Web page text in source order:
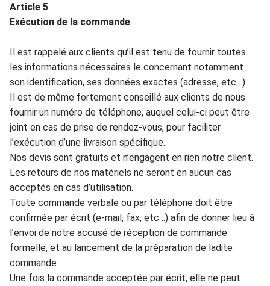
Article 5
Exécution de la commande
Il est rappelé aux clients qu’il est tenu de fournir toutes
les informations nécessaires le concernant notamment
son identification, ses données exactes (adresse, etc…).
Il est de même fortement conseillé aux clients de nous
fournir un numéro de téléphone, auquel celui-ci peut être
joint en cas de prise de rendez-vous, pour faciliter
l’exécution d’une livraison spécifique.
Nos devis sont gratuits et n’engagent en rien notre client.
Les retours de nos matériels ne seront en aucun cas
acceptés en cas d’utilisation.
Toute commande verbale ou par téléphone doit être
confirmée par écrit (e-mail, fax, etc…) afin de donner lieu à
l’envoi de notre accusé de réception de commande
formelle, et au lancement de la préparation de ladite
commande.
Une fois la commande acceptée par écrit, elle ne peut